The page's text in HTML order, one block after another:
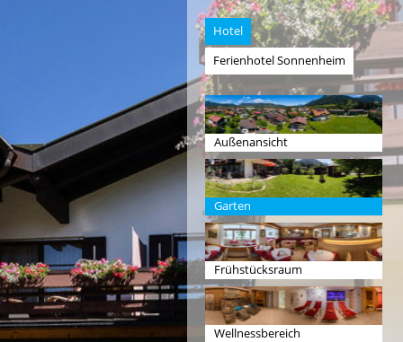
Hotel
Ferienhotel Sonnenheim
Außenansicht
Garten
Frühstücksraum
Wellnessbereich